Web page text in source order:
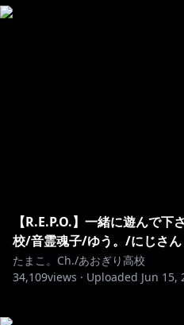
【R.E.P.O.】一緒に遊んで
校/音霊魂子/ゆう。/にじさん
たまこ。Ch./あおぎり高校
34,109views · Uploaded Jun 15,